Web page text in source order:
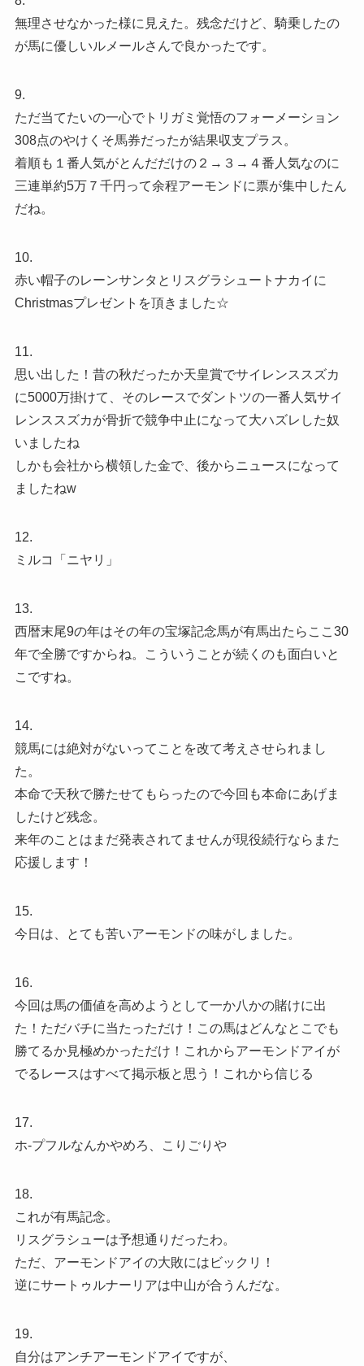
無理させなかった様に見えた。残念だけど、騎乗したの
が馬に優しいルメールさんで良かったです。
9.
ただ当てたいの一心でトリガミ覚悟のフォーメーション
308点のやけくそ馬券だったが結果収支プラス。
着順も１番人気がとんだだけの２→３→４番人気なのに
三連単約5万７千円って余程アーモンドに票が集中したん
だね。
10.
赤い帽子のレーンサンタとリスグラシュートナカイに
Christmasプレゼントを頂きました☆
11.
思い出した！昔の秋だったか天皇賞でサイレンススズカ
に5000万掛けて、そのレースでダントツの一番人気サイ
レンススズカが骨折で競争中止になって大ハズレした奴
いましたね
しかも会社から横領した金で、後からニュースになって
ましたねw
12.
ミルコ「ニヤリ」
13.
西暦末尾9の年はその年の宝塚記念馬が有馬出たらここ30
年で全勝ですからね。こういうことが続くのも面白いと
こですね。
14.
競馬には絶対がないってことを改て考えさせられまし
た。
本命で天秋で勝たせてもらったので今回も本命にあげま
したけど残念。
来年のことはまだ発表されてませんが現役続行ならまた
応援します！
15.
今日は、とても苦いアーモンドの味がしました。
16.
今回は馬の価値を高めようとして一か八かの賭けに出
た！ただバチに当たっただけ！この馬はどんなとこでも
勝てるか見極めかっただけ！これからアーモンドアイが
でるレースはすべて掲示板と思う！これから信じる
17.
ホ-プフルなんかやめろ、こりごりや
18.
これが有馬記念。
リスグラシューは予想通りだったわ。
ただ、アーモンドアイの大敗にはビックリ！
逆にサートゥルナーリアは中山が合うんだな。
19.
自分はアンチアーモンドアイですが、